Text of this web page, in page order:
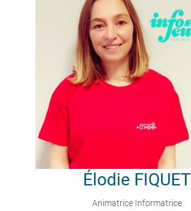
Élodie FIQUET
Animatrice Informatrice